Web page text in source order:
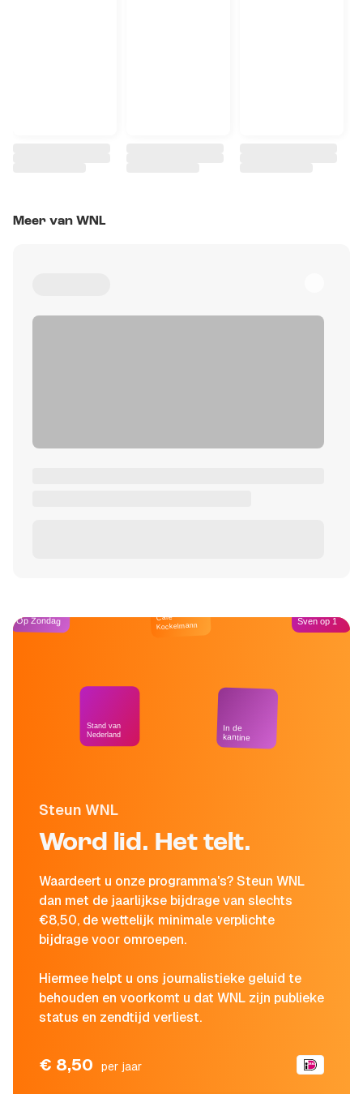
Meer van WNL
Steun WNL
Word lid. Het telt.
Waardeert u onze programma's? Steun WNL
dan met de jaarlijkse bijdrage van slechts
€8,50, de wettelijk minimale verplichte
bijdrage voor omroepen.
Hiermee helpt u ons journalistieke geluid te
behouden en voorkomt u dat WNL zijn publieke
status en zendtijd verliest.
€ 8,50 per jaar
Op Zondag
Stand van
Nederland
Café
Kockelmann
In de
kantine
Sven op 1